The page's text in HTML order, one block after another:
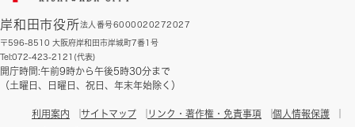
岸和田市役所法人番号6000020272027
〒596-8510 大阪府岸和田市岸城町7番1号
Tel:072-423-2121(代表)
開庁時間:午前9時から午後5時30分まで
（土曜日、日曜日、祝日、年末年始除く）
利用案内 サイトマップ リンク・著作権・免責事項
個人情報保護